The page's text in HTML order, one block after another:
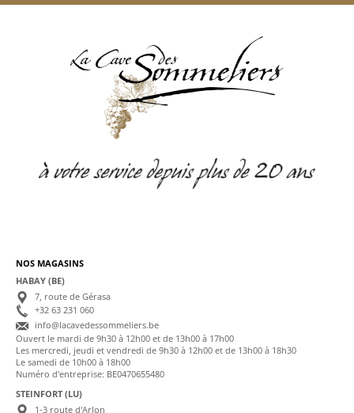
NOS MAGASINS
HABAY (BE)
7, route de Gérasa
+32 63 231 060
info@lacavedessommeliers.be
Ouvert le mardi de 9h30 à 12h00 et de 13h00 à 17h00
Les mercredi, jeudi et vendredi de 9h30 à 12h00 et de 13h00 à 18h30
Le samedi de 10h00 à 18h00
Numéro d'entreprise: BE0470655480
STEINFORT (LU)
1-3 route d'Arlon